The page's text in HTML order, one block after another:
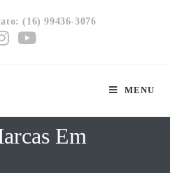
(16) 99436-3076
MENU
Em